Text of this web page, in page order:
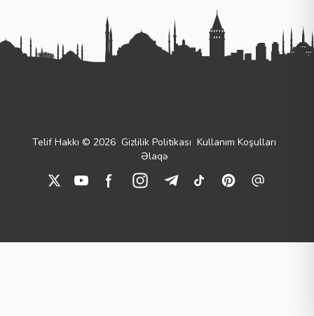
Telif Hakkı © 2026 Gizlilik Politikası Kullanım Koşulları
Əlaqə